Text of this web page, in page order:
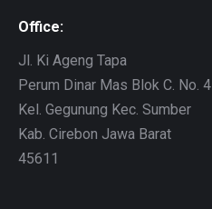
Office:
Jl. Ki Ageng Tapa
Perum Dinar Mas Blok C. No. 4
Kel. Gegunung Kec. Sumber
Kab. Cirebon Jawa Barat
45611